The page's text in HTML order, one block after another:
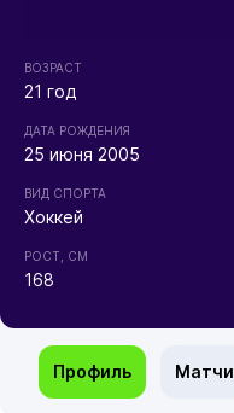
ВОЗРАСТ
21 год
ДАТА РОЖДЕНИЯ
25 июня 2005
ВИД СПОРТА
Хоккей
РОСТ, СМ
168
Профиль Матчи